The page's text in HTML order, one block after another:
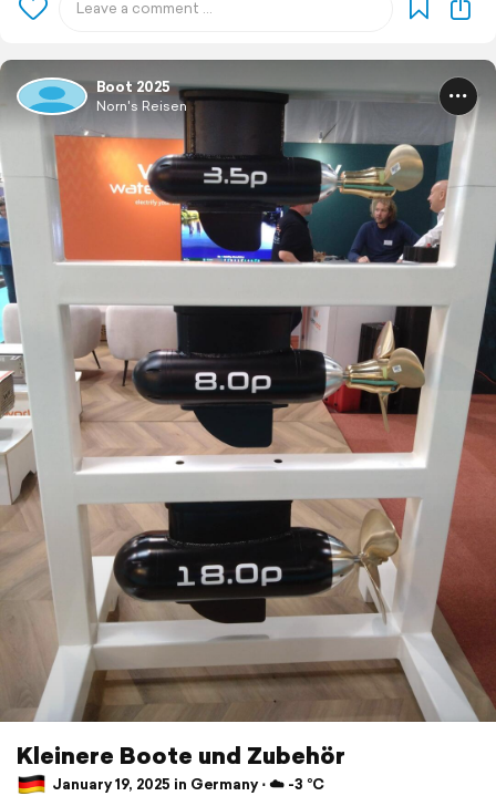
Boot 2025
Norn's Reisen
Kleinere Boote und Zubehör
January 19, 2025 in Germany ⋅ ☁️ -3 °C